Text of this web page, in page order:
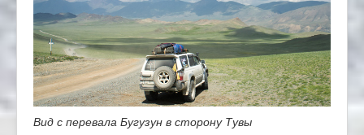
Вид с перевала Бугузун в сторону Тувы